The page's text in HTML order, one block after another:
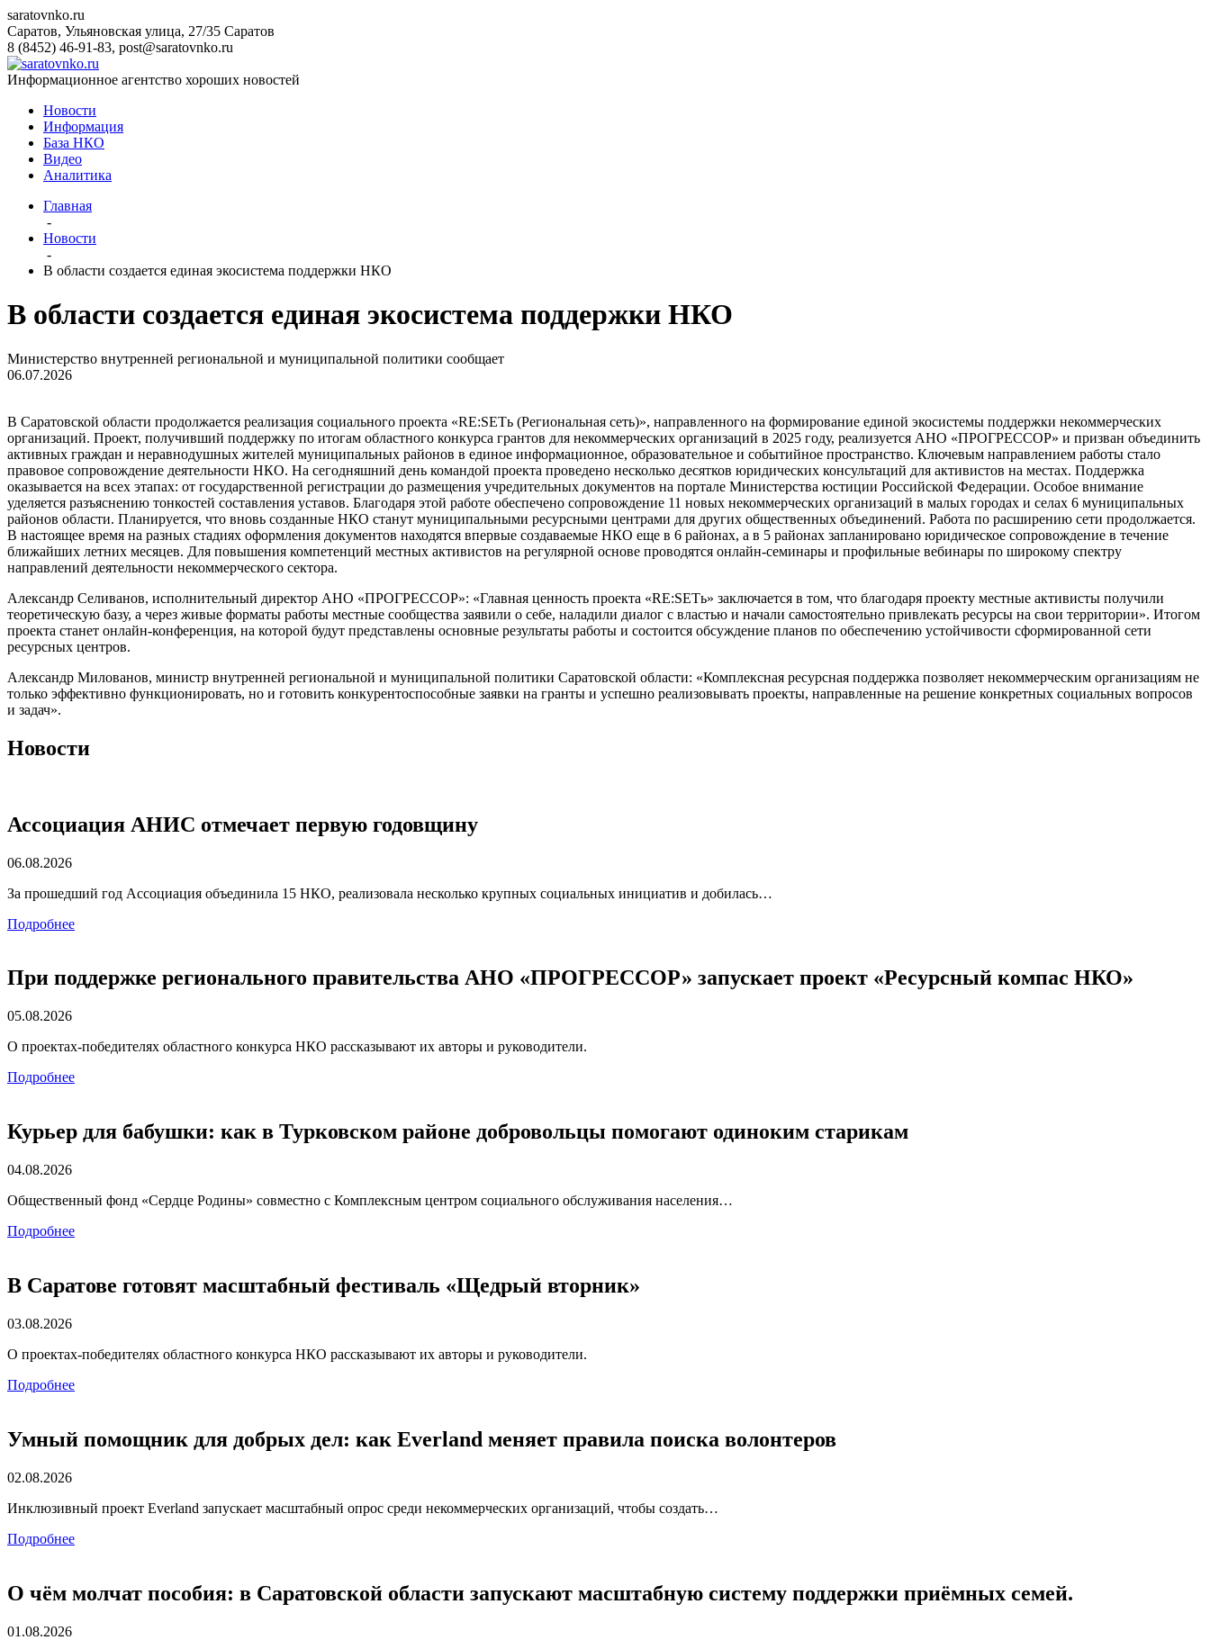
saratovnko.ru
Саратов, Ульяновская улица, 27/35 Саратов
8 (8452) 46-91-83, post@saratovnko.ru
Информационное агентство хороших новостей
Новости
Информация
База НКО
Видео
Аналитика
Главная
-
Новости
-
В области создается единая экосистема поддержки НКО
В области создается единая экосистема поддержки НКО
Министерство внутренней региональной и муниципальной политики сообщает
06.07.2026
В Саратовской области продолжается реализация социального проекта «RE:SETь (Региональная сеть)», направленного на формирование единой экосистемы поддержки некоммерческих
организаций. Проект, получивший поддержку по итогам областного конкурса грантов для некоммерческих организаций в 2025 году, реализуется АНО «ПРОГРЕССОР» и призван объединить
активных граждан и неравнодушных жителей муниципальных районов в единое информационное, образовательное и событийное пространство. Ключевым направлением работы стало
правовое сопровождение деятельности НКО. На сегодняшний день командой проекта проведено несколько десятков юридических консультаций для активистов на местах. Поддержка
оказывается на всех этапах: от государственной регистрации до размещения учредительных документов на портале Министерства юстиции Российской Федерации. Особое внимание
уделяется разъяснению тонкостей составления уставов. Благодаря этой работе обеспечено сопровождение 11 новых некоммерческих организаций в малых городах и селах 6 муниципальных
районов области. Планируется, что вновь созданные НКО станут муниципальными ресурсными центрами для других общественных объединений. Работа по расширению сети продолжается.
В настоящее время на разных стадиях оформления документов находятся впервые создаваемые НКО еще в 6 районах, а в 5 районах запланировано юридическое сопровождение в течение
ближайших летних месяцев. Для повышения компетенций местных активистов на регулярной основе проводятся онлайн-семинары и профильные вебинары по широкому спектру
направлений деятельности некоммерческого сектора.
Александр Селиванов, исполнительный директор АНО «ПРОГРЕССОР»: «Главная ценность проекта «RE:SETь» заключается в том, что благодаря проекту местные активисты получили
теоретическую базу, а через живые форматы работы местные сообщества заявили о себе, наладили диалог с властью и начали самостоятельно привлекать ресурсы на свои территории». Итогом
проекта станет онлайн-конференция, на которой будут представлены основные результаты работы и состоится обсуждение планов по обеспечению устойчивости сформированной сети
ресурсных центров.
Александр Милованов, министр внутренней региональной и муниципальной политики Саратовской области: «Комплексная ресурсная поддержка позволяет некоммерческим организациям не
только эффективно функционировать, но и готовить конкурентоспособные заявки на гранты и успешно реализовывать проекты, направленные на решение конкретных социальных вопросов
и задач».
Новости
Ассоциация АНИС отмечает первую годовщину
06.08.2026
За прошедший год Ассоциация объединила 15 НКО, реализовала несколько крупных социальных инициатив и добилась…
Подробнее
При поддержке регионального правительства АНО «ПРОГРЕССОР» запускает проект «Ресурсный компас НКО»
05.08.2026
О проектах-победителях областного конкурса НКО рассказывают их авторы и руководители.
Подробнее
Курьер для бабушки: как в Турковском районе добровольцы помогают одиноким старикам
04.08.2026
Общественный фонд «Сердце Родины» совместно с Комплексным центром социального обслуживания населения…
Подробнее
В Саратове готовят масштабный фестиваль «Щедрый вторник»
03.08.2026
О проектах-победителях областного конкурса НКО рассказывают их авторы и руководители.
Подробнее
Умный помощник для добрых дел: как Everland меняет правила поиска волонтеров
02.08.2026
Инклюзивный проект Everland запускает масштабный опрос среди некоммерческих организаций, чтобы создать…
Подробнее
О чём молчат пособия: в Саратовской области запускают масштабную систему поддержки приёмных семей.
01.08.2026